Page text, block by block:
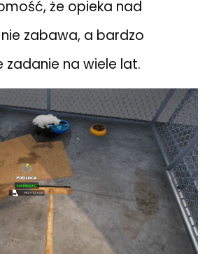
że opieka nad
zabawa, a bardzo
na wiele lat.